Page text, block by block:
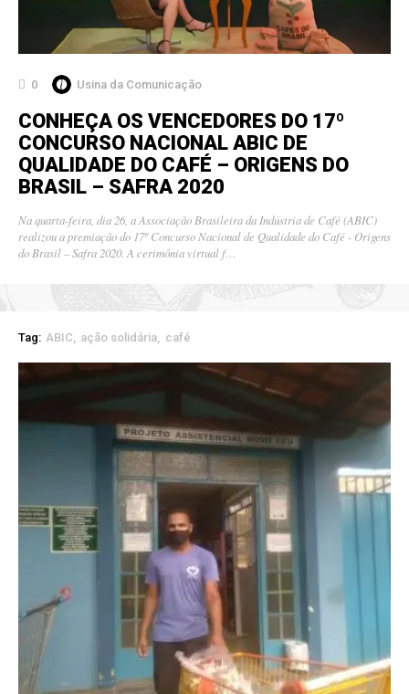
0 Usina da Comunicação
CONHEÇA OS VENCEDORES DO 17º
CONCURSO NACIONAL ABIC DE
QUALIDADE DO CAFÉ – ORIGENS DO
BRASIL – SAFRA 2020
Na quarta-feira, dia 26, a Associação Brasileira da Indústria de Café (ABIC)
realizou a premiação do 17º Concurso Nacional de Qualidade do Café - Origens
do Brasil – Safra 2020. A cerimônia virtual f…
Tag: ABIC ação solidária café